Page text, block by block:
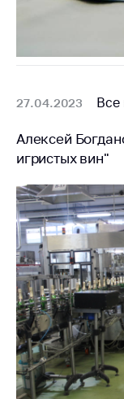
27.04.2023 Все
Алексей
игристых вин"